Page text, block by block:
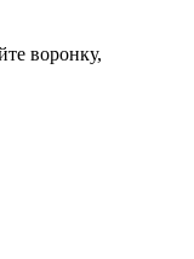
воронку,